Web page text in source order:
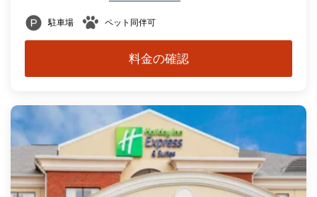
駐車場 ペット同伴可
料金の確認